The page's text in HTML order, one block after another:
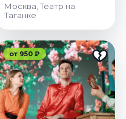
Москва, Театр на
Таганке
от 950 ₽